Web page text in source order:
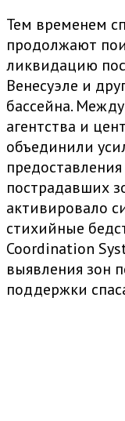
Тем временем
продолжают
ликвидацию
Венесуэле и
бассейна.
агентства и
объединили
пострадавших
активировало
стихийные
Coordination
выявления зон
поддержки